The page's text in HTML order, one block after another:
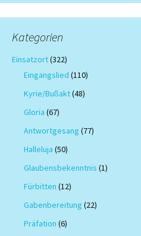
Kategorien
Einsatzort(322)
Eingangslied (110)
Kyrie/Bußakt(48)
Gloria (67)
Antwortgesang (77)
Halleluja (50)
Glaubensbekenntnis (1)
Fürbitten (12)
Gabenbereitung (22)
Präfation (6)